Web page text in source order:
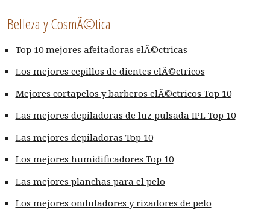
Belleza y CosmÃ©tica
Top 10 mejores afeitadoras elÃ©ctricas
Los mejores cepillos de dientes elÃ©ctricos
Mejores cortapelos y barberos elÃ©ctricos Top 10
Las mejores depiladoras de luz pulsada IPL Top 10
Las mejores depiladoras Top 10
Los mejores humidificadores Top 10
Las mejores planchas para el pelo
Los mejores onduladores y rizadores de pelo